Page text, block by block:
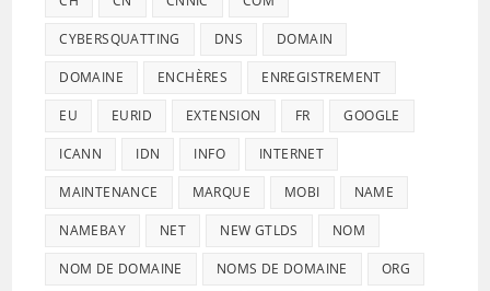
CYBERSQUATTING DNS DOMAIN
DOMAINE ENCHÈRES ENREGISTREMENT
EU EURID EXTENSION FR GOOGLE
ICANN IDN INFO INTERNET
MAINTENANCE MARQUE MOBI NAME
NAMEBAY NET NEW GTLDS NOM
NOM DE DOMAINE NOMS DE DOMAINE ORG